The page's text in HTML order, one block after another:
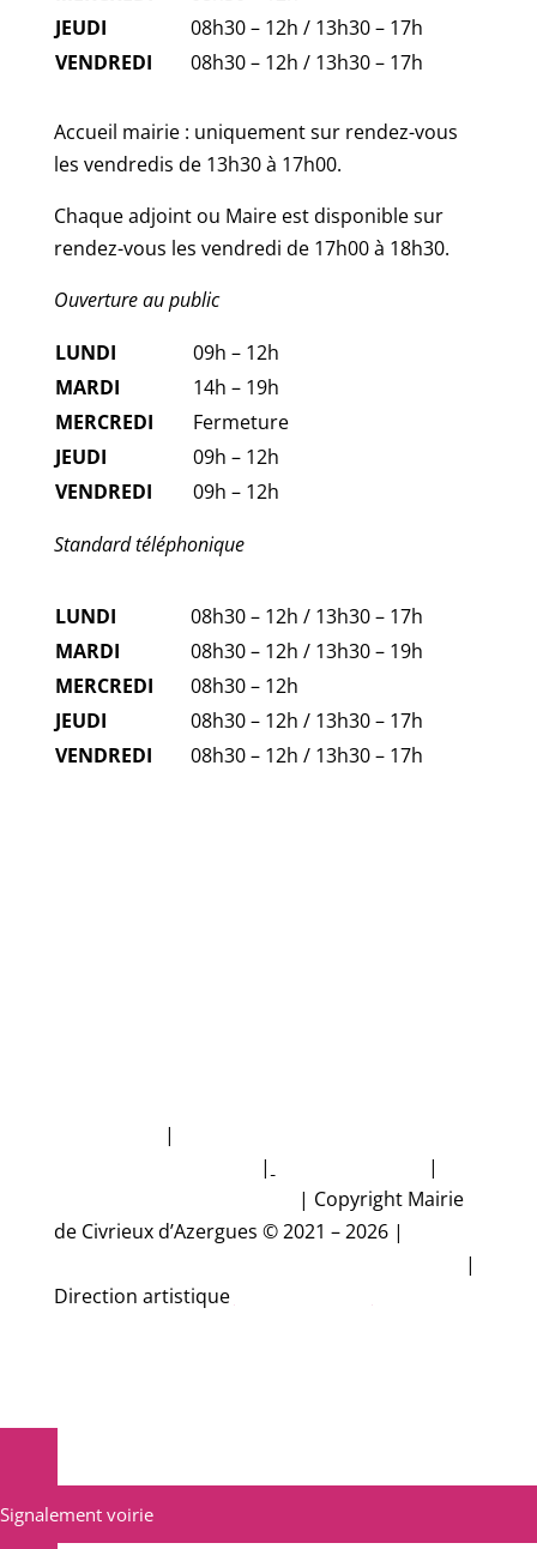
JEUDI
08h30 – 12h / 13h30 – 17h
VENDREDI
08h30 – 12h / 13h30 – 17h
Accueil mairie : uniquement sur rendez-vous
les vendredis de 13h30 à 17h00.
Chaque adjoint ou Maire est disponible sur
rendez-vous les vendredi de 17h00 à 18h30.
Ouverture au public
LUNDI
09h – 12h
MARDI
14h – 19h
MERCREDI
Fermeture
JEUDI
09h – 12h
VENDREDI
09h – 12h
Standard téléphonique
LUNDI
08h30 – 12h / 13h30 – 17h
MARDI
08h30 – 12h / 13h30 – 19h
MERCREDI
08h30 – 12h
JEUDI
08h30 – 12h / 13h30 – 17h
VENDREDI
08h30 – 12h / 13h30 – 17h
|
|
|
| Copyright Mairie
de Civrieux d’Azergues © 2021 – 2026 |
|
Direction artistique
Signalement voirie